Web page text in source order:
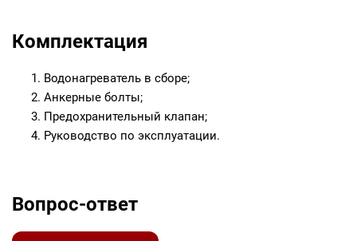
Комплектация
Водонагреватель в сборе;
Анкерные болты;
Предохранительный клапан;
Руководство по эксплуатации.
Вопрос-ответ